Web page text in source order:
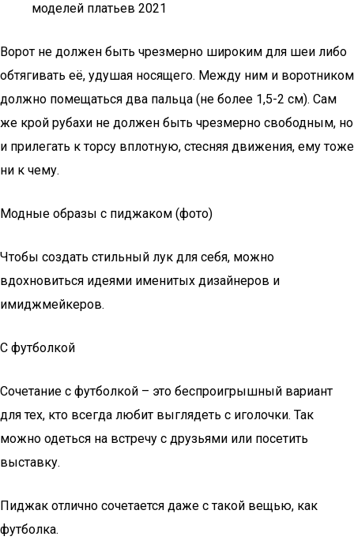
моделей платьев 2021
Ворот не должен быть чрезмерно широким для шеи либо
обтягивать её, удушая носящего. Между ним и воротником
должно помещаться два пальца (не более 1,5-2 см). Сам
же крой рубахи не должен быть чрезмерно свободным, но
и прилегать к торсу вплотную, стесняя движения, ему тоже
ни к чему.
Модные образы с пиджаком (фото)
Чтобы создать стильный лук для себя, можно
вдохновиться идеями именитых дизайнеров и
имиджмейкеров.
С футболкой
Сочетание с футболкой – это беспроигрышный вариант
для тех, кто всегда любит выглядеть с иголочки. Так
можно одеться на встречу с друзьями или посетить
выставку.
Пиджак отлично сочетается даже с такой вещью, как
футболка.